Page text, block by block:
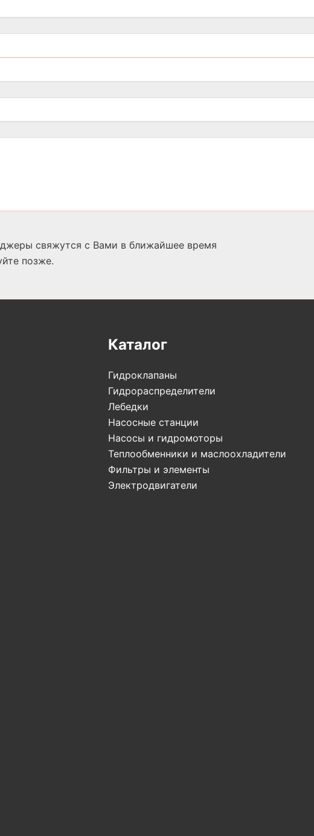
свяжутся с Вами в ближайшее время
позже.
Каталог
Гидроклапаны
Гидрораспределители
Лебедки
Насосные станции
Насосы и гидромоторы
Теплообменники и маслоохладители
Фильтры и элементы
Электродвигатели